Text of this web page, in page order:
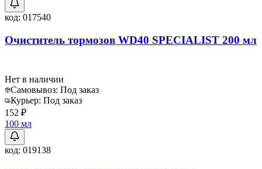
код: 017540
Очиститель тормозов WD40 SPECIALIST 200 мл
Нет в наличии
Самовывоз: Под заказ
Курьер: Под заказ
152 ₽
100 мл
код: 019138